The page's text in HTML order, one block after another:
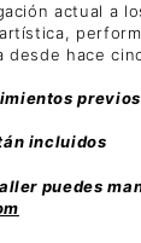
actual a
hace
incluidos
puedes